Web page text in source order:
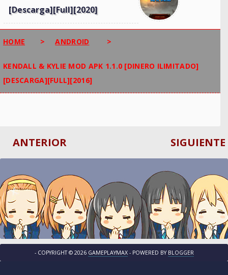
[Descarga][Full][2020]
HOME > ANDROID >
KENDALL & KYLIE MOD APK 1.1.0 [DINERO ILIMITADO]
[DESCARGA][FULL][2016]
SIGUIENTE
ANTERIOR
- COPYRIGHT © 2026 GAMEPLAYMAX- POWERED BY BLOGGER